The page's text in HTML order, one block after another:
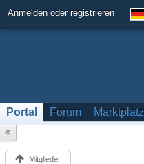
Anmelden oder registrieren
Portal Forum Marktplatz
Mitglieder